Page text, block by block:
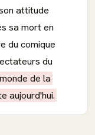
attitude
sa mort en
du comique
du
de la
aujourd'hui.